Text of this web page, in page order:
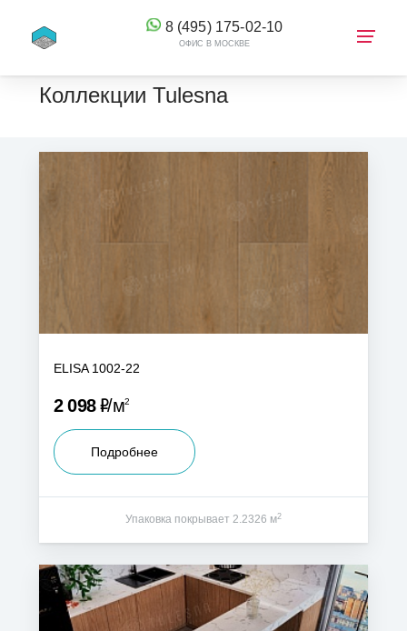
8 (495) 175-02-10
ОФИС В МОСКВЕ
Коллекции Tulesna
ELISA 1002-22
2 098Р м2
Подробнее
Упаковка покрывает 2.2326 м2